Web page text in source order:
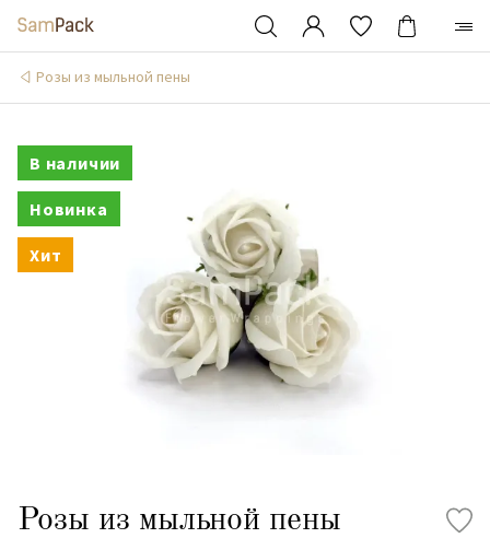
Розы из мыльной пены
В наличии
Новинка
Хит
Розы из мыльной пены